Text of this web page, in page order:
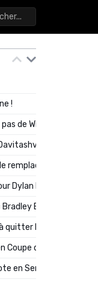
!
de Will Still ?
remplaçant de Robinio
Dylan Batubinsika
Barcola ?
quitter Lyon en janvier
Coupe de France
en Serie A